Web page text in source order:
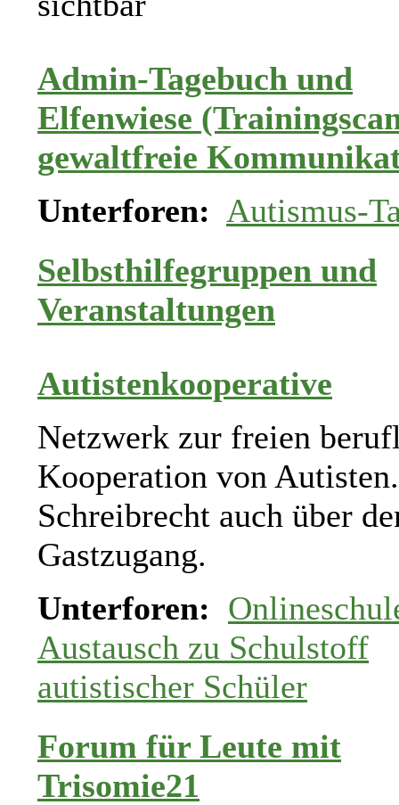
Admin-Tagebuch und
Elfenwiese
gewaltfreie
Unterforen: Autismus-
Selbsthilfegruppen und
Veranstaltungen
Autistenkooperative
Netzwerk zur freien
Kooperation von Autisten.
Schreibrecht auch über
Gastzugang.
Unterforen:
Austausch zu Schulstoff
autistischer Schüler
Forum für Leute mit
Trisomie21